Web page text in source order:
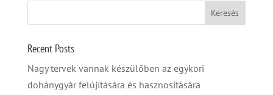
Recent Posts
Nagy tervek vannak készülőben az egykori
dohánygyár felújítására és hasznosítására